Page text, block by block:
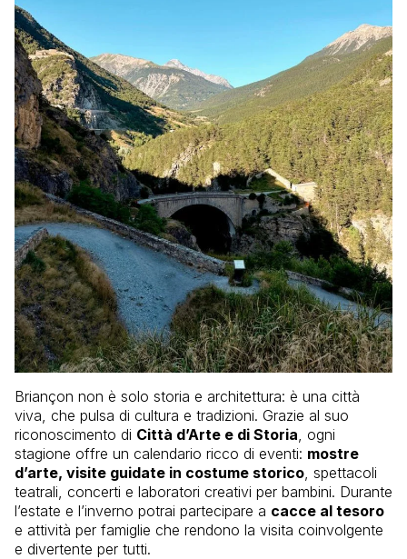
Briançon non è solo storia e architettura: è una città
viva, che pulsa di cultura e tradizioni. Grazie al suo
riconoscimento di Città d’Arte e di Storia , ogni
stagione offre un calendario ricco di eventi: mostre
d’arte, visite guidate in costume storico , spettacoli
teatrali, concerti e laboratori creativi per bambini. Durante
l’estate e l’inverno potrai partecipare a cacce al tesoro
e attività per famiglie che rendono la visita coinvolgente
e divertente per tutti.